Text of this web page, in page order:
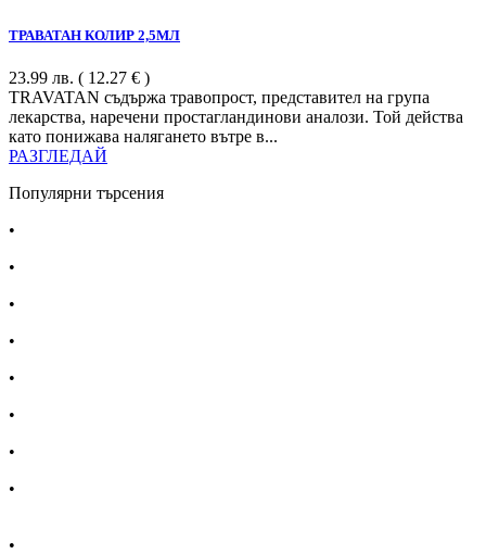
ТРАВАТАН КОЛИР 2,5МЛ
23.99 лв. ( 12.27 € )
TRAVATAN съдържа травопрост, представител на група
лекарства, наречени простагландинови аналози. Той действа
като понижава налягането вътре в...
РАЗГЛЕДАЙ
Популярни търсения
•
•
•
•
•
•
•
•
•